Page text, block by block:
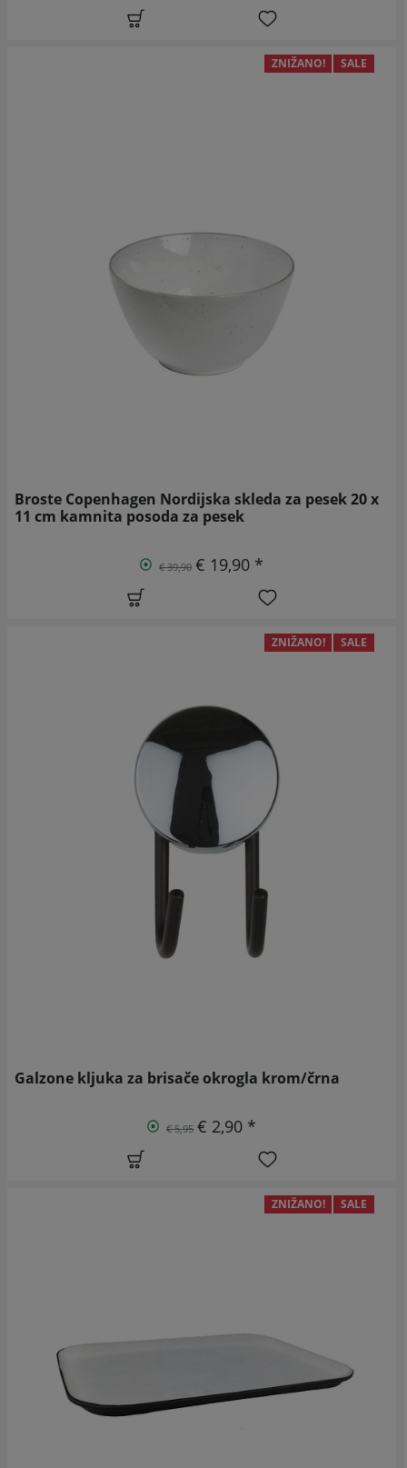
ZNIŽANO! SALE
Broste Copenhagen Nordijska skleda za pesek 20 x
11 cm kamnita posoda za pesek
€ 39,90 € 19,90 *
ZNIŽANO! SALE
Galzone kljuka za brisače okrogla krom/črna
€ 5,95 € 2,90 *
ZNIŽANO! SALE